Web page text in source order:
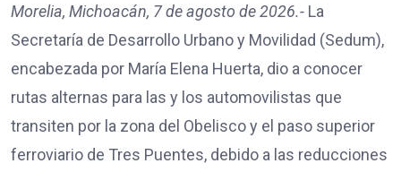
Morelia, Michoacán, 7 de agosto de 2026.- La
Secretaría de Desarrollo Urbano y Movilidad (Sedum),
encabezada por María Elena Huerta, dio a conocer
rutas alternas para las y los automovilistas que
transiten por la zona del Obelisco y el paso superior
ferroviario de Tres Puentes, debido a las reducciones